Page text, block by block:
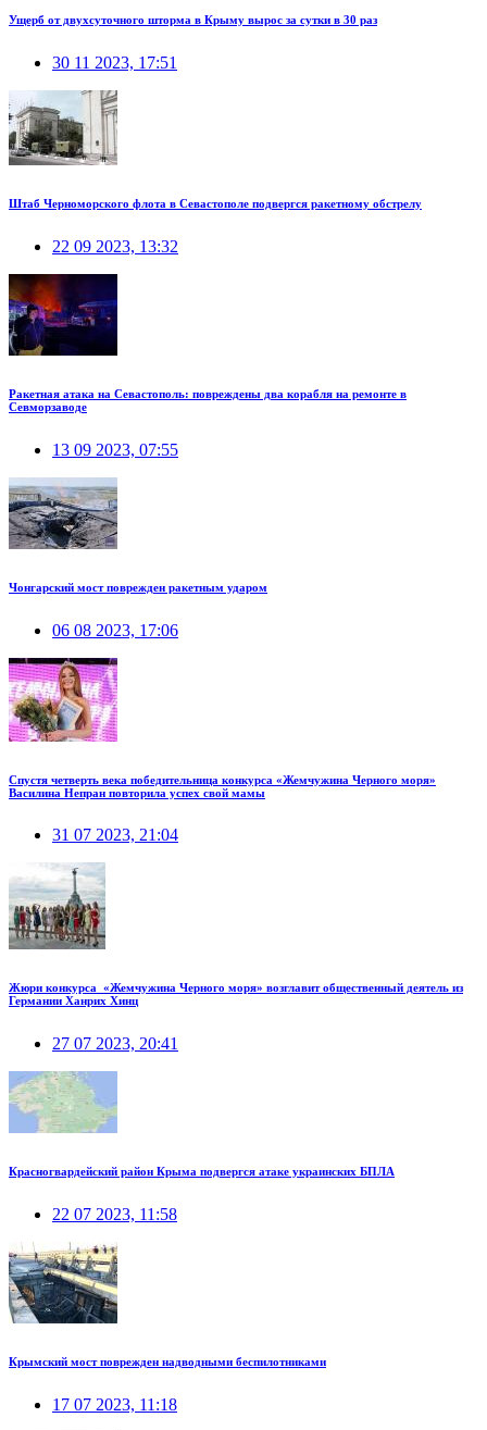
Ущерб от двухсуточного шторма в Крыму вырос за сутки в 30 раз
30 11 2023, 17:51
Штаб Черноморского флота в Севастополе подвергся ракетному обстрелу
22 09 2023, 13:32
Ракетная атака на Севастополь: повреждены два корабля на ремонте в
Севморзаводе
13 09 2023, 07:55
Чонгарский мост поврежден ракетным ударом
06 08 2023, 17:06
Спустя четверть века победительница конкурса «Жемчужина Черного моря»
Василина Непран повторила успех свой мамы
31 07 2023, 21:04
Жюри конкурса «Жемчужина Черного моря» возглавит общественный деятель из
Германии Ханрих Хинц
27 07 2023, 20:41
Красногвардейский район Крыма подвергся атаке украинских БПЛА
22 07 2023, 11:58
Крымский мост поврежден надводными беспилотниками
17 07 2023, 11:18